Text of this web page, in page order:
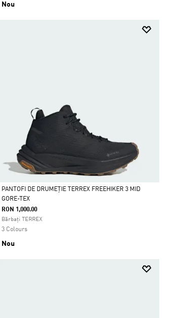
Nou
Da
PANTOFI DE DRUMEȚIE TERREX FREEHIKER 3 MID
GORE-TEX
RON 1,000.00
Bărbați TERREX
3 Colours
Nou